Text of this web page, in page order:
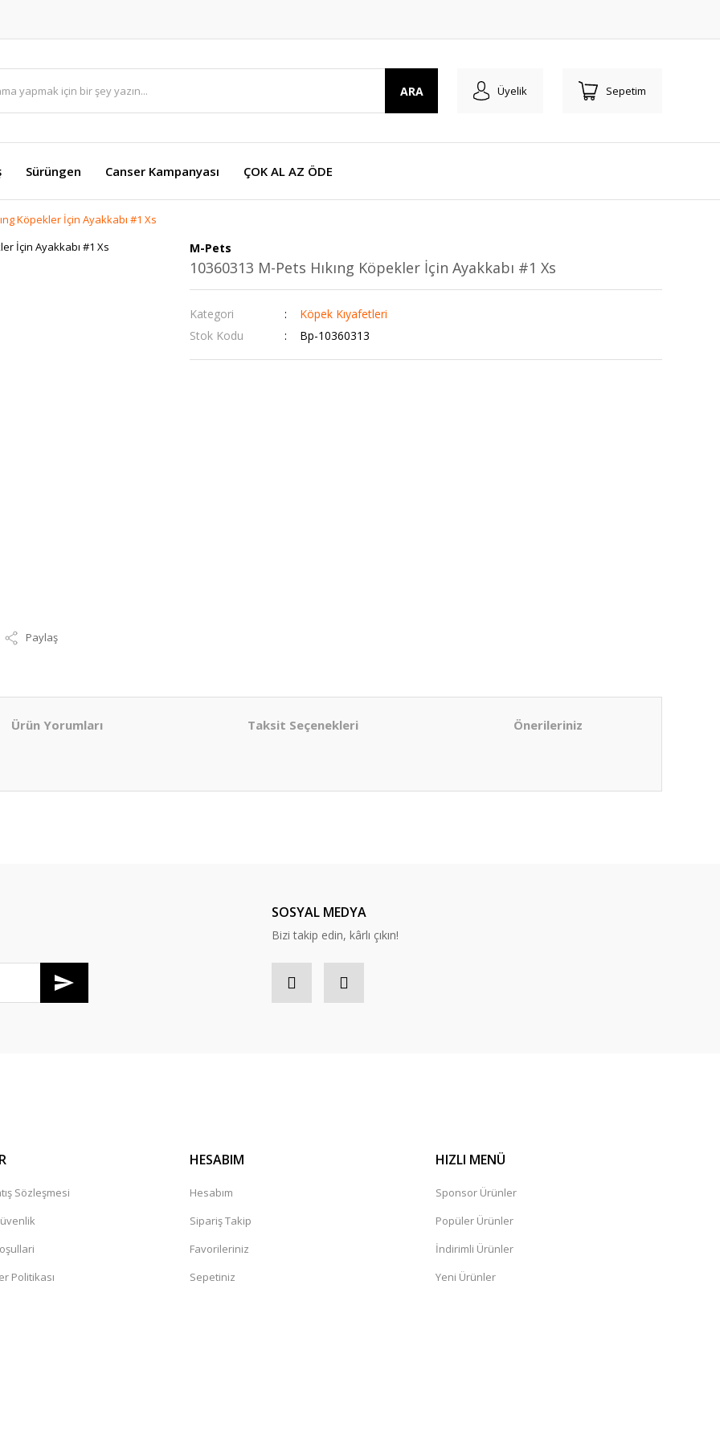
ARA Üyelik Sepetim
Sürüngen Canser Kampanyası ÇOK AL AZ ÖDE
Köpekler İçin Ayakkabı #1 Xs
Paylaş
M-Pets
10360313 M-Pets Hıkıng Köpekler İçin Ayakkabı #1 Xs
Kategori
Köpek Kıyafetleri
Stok Kodu
Bp-10360313
Ürün Yorumları Taksit Seçenekleri Önerileriniz
SOSYAL MEDYA
Bizi takip edin, kârlı çıkın!
Sözleşmesi
Politikası
HESABIM
Hesabım
Sipariş Takip
Favorileriniz
Sepetiniz
HIZLI MENÜ
Sponsor Ürünler
Popüler Ürünler
İndirimli Ürünler
Yeni Ürünler